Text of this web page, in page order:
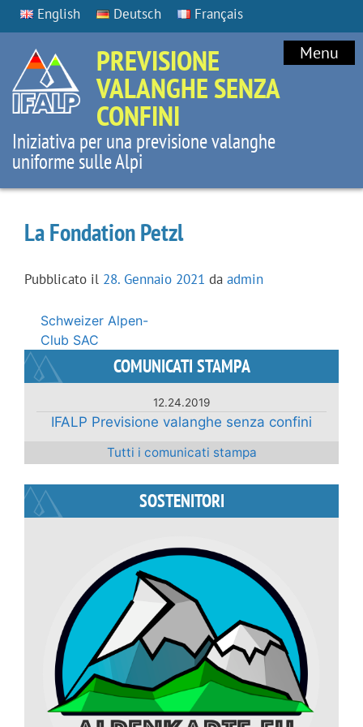
English Deutsch Français
PREVISIONE
VALANGHE SENZA
CONFINI
Iniziativa per una previsione valanghe
uniforme sulle Alpi
Menu
La Fondation Petzl
Pubblicato il 28. Gennaio 2021 da admin
Navigazione
articoli
Schweizer Alpen-
Club SAC
COMUNICATI STAMPA
12.24.2019
IFALP Previsione valanghe senza confini
Tutti i comunicati stampa
SOSTENITORI